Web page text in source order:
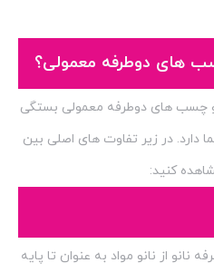
های دوطرفه معمولی؟
چسب های دوطرفه معمولی بستگی
دارد. در زیر تفاوت های اصلی بین
کنید:
نانو از نانو مواد به عنوان تا پایه